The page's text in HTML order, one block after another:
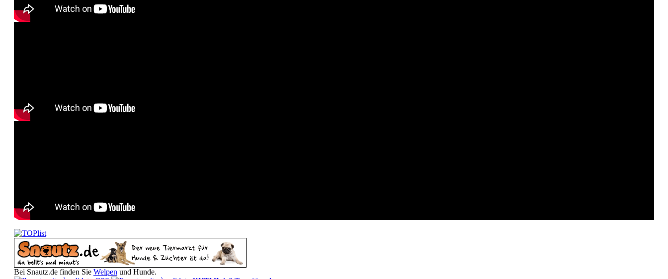
Bei Snautz.de finden Sie Welpen und Hunde.